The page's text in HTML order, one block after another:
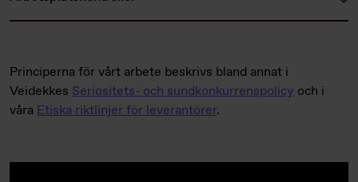
Principerna för vårt arbete beskrivs bland annat i
Veidekkes Seriositets- och sundkonkurrenspolicy och i
våra Etiska riktlinjer för leverantörer.